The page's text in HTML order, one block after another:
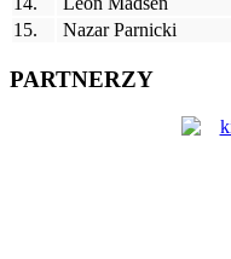
15.
Nazar Parnicki
PARTNERZY